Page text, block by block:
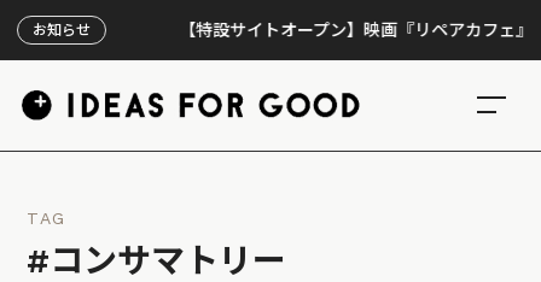
お知らせ 【特設サイトオープン】映画『リペアカフェ』、上
TAG
#コンサマトリー